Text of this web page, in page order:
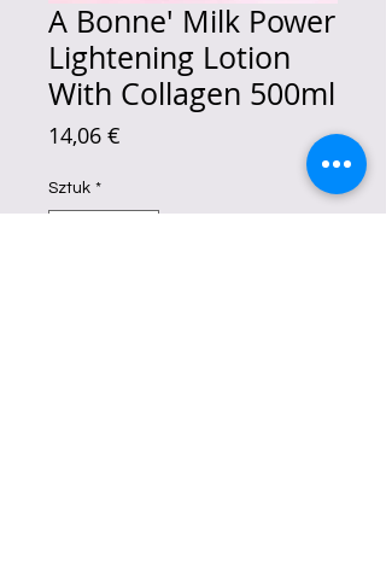
A Bonne' Milk Power
Lightening Lotion
With Collagen 500ml
14,06 €
Sztuk *